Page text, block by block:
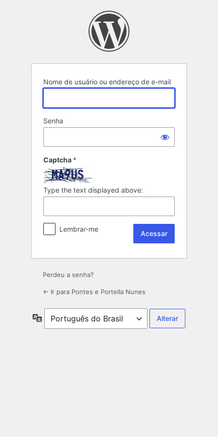
Nome de usuário ou endereço de e-mail
Senha
Captcha *
Type the text displayed above:
Lembrar-me
Perdeu a senha?
← Ir para Pontes e Portella Nunes
Idioma